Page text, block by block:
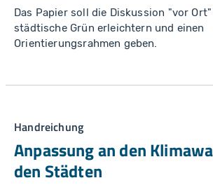
Das Papier soll die Diskussion "vor
städtische Grün erleichtern und einen
Orientierungsrahmen geben.
Handreichung
Anpassung an den
den Städten